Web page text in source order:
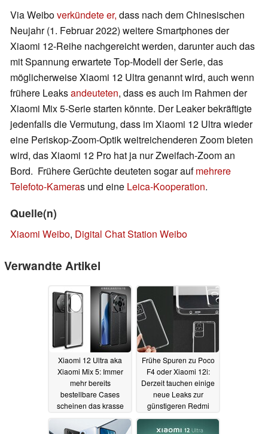
Via Weiboverkündete er, dass nach dem Chinesischen
Neujahr (1. Februar 2022) weitere Smartphones der
Xiaomi 12-Reihe nachgereicht werden, darunter auch das
mit Spannung erwartete Top-Modell der Serie, das
möglicherweise Xiaomi 12 Ultra genannt wird, auch wenn
frühere Leaksandeuteten, dass es auch im Rahmen der
Xiaomi Mix 5-Serie starten könnte. Der Leaker bekräftigte
jedenfalls die Vermutung, dass im Xiaomi 12 Ultra wieder
eine Periskop-Zoom-Optik weitreichenderen Zoom bieten
wird, das Xiaomi 12 Pro hat ja nur Zweifach-Zoom an
Bord. Frühere Gerüchte deuteten sogar aufmehrere
Telefoto-Kameras und eine Leica-Kooperation.
Quelle(n)
Xiaomi Weibo, Digital Chat Station Weibo
Verwandte Artikel
Xiaomi 12 Ultra aka
Xiaomi Mix 5: Immer
mehr bereits
bestellbare Cases
scheinen das krasse
Design zu bestätigen
09.01.2022
Frühe Spuren zu Poco
F4 oder Xiaomi 12i:
Derzeit tauchen einige
neue Leaks zur
günstigeren Redmi
K50 Flaggschiff-Serie
auf08.01.2022